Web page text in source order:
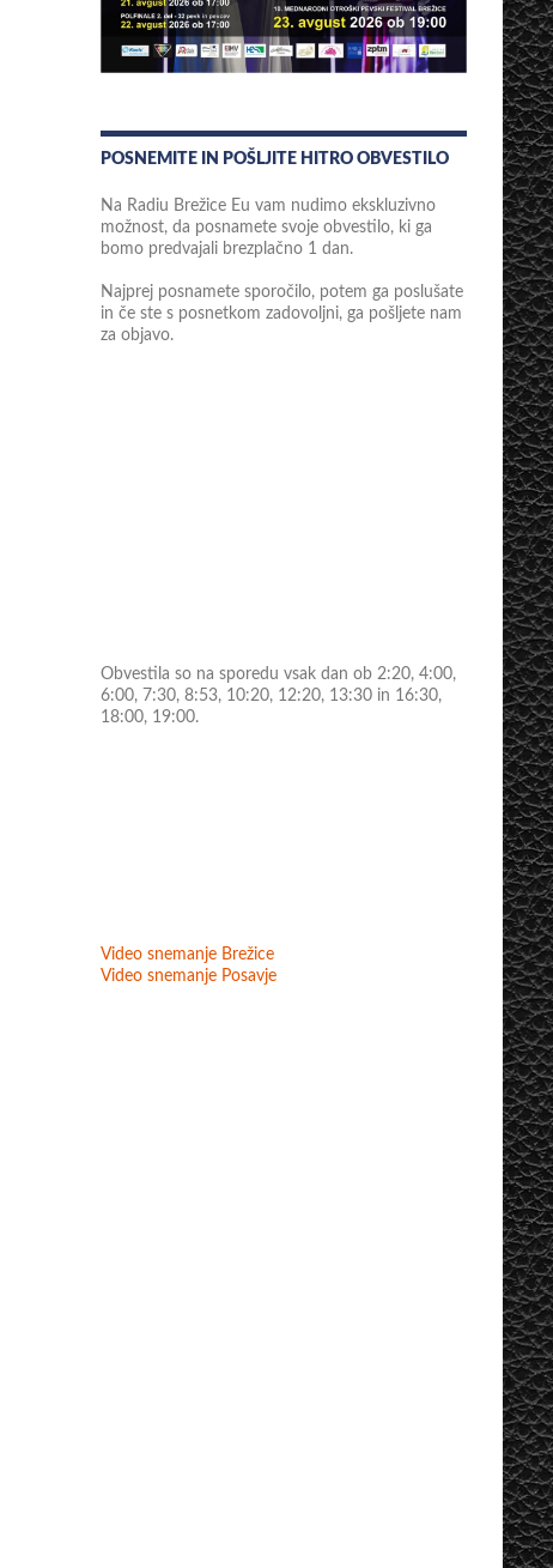
POSNEMITE IN POŠLJITE HITRO OBVESTILO
Na Radiu Brežice Eu vam nudimo ekskluzivno
možnost, da posnamete svoje obvestilo, ki ga
bomo predvajali brezplačno 1 dan.
Najprej posnamete sporočilo, potem ga poslušate
in če ste s posnetkom zadovoljni, ga pošljete nam
za objavo.
Obvestila so na sporedu vsak dan ob 2:20, 4:00,
6:00, 7:30, 8:53, 10:20, 12:20, 13:30 in 16:30,
18:00, 19:00.
Video snemanje Brežice
Video snemanje Posavje